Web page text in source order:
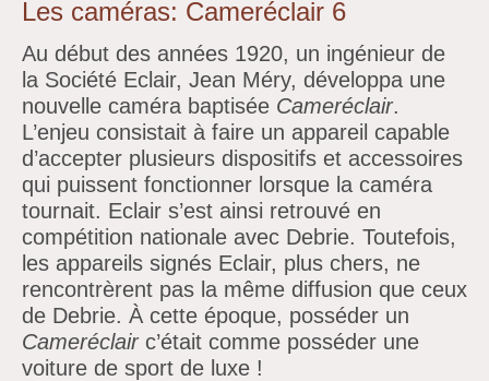
Les caméras: Cameréclair 6
Au début des années 1920, un ingénieur de
la Société Eclair, Jean Méry, développa une
nouvelle caméra baptisée Cameréclair.
L’enjeu consistait à faire un appareil capable
d’accepter plusieurs dispositifs et accessoires
qui puissent fonctionner lorsque la caméra
tournait. Eclair s’est ainsi retrouvé en
compétition nationale avec Debrie. Toutefois,
les appareils signés Eclair, plus chers, ne
rencontrèrent pas la même diffusion que ceux
de Debrie. À cette époque, posséder un
Cameréclairc’était comme posséder une
voiture de sport de luxe !